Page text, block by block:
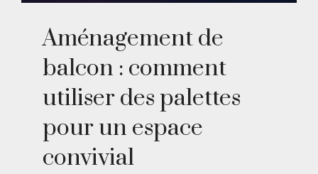
Aménagement de
balcon : comment
utiliser des palettes
pour un espace
convivial